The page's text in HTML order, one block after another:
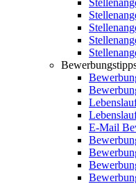
E-Mail